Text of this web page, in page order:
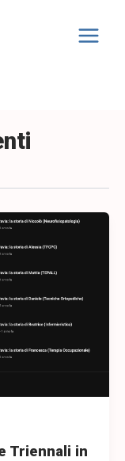
Menu
Triennali in